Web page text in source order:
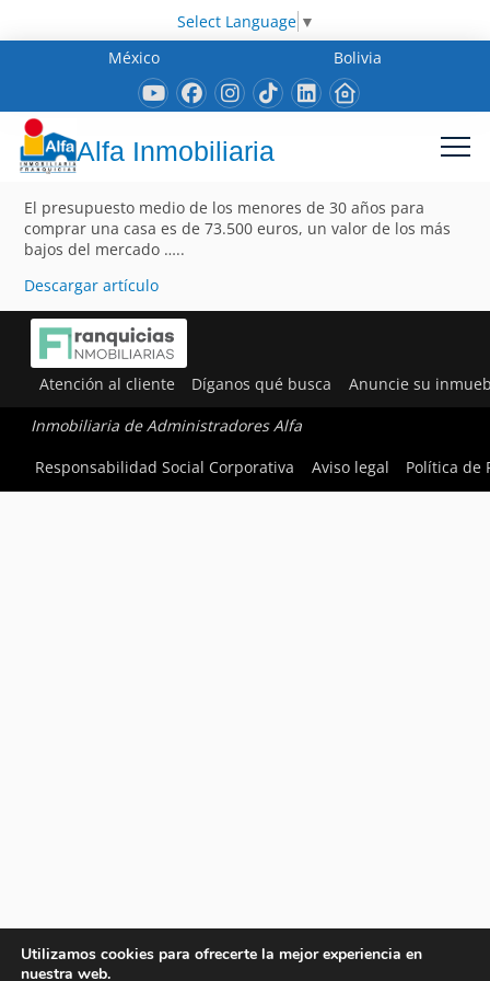
Select Language ▼
México
Bolivia
Alfa Inmobiliaria
El presupuesto medio de los menores de 30 años para
comprar una casa es de 73.500 euros, un valor de los más
bajos del mercado …..
Descargar artículo
Atención al cliente Díganos qué busca Anuncie su
Inmobiliaria de Administradores Alfa
Responsabilidad Social Corporativa
Aviso legal Política de
Utilizamos cookies para ofrecerte la mejor experiencia en
nuestra web.